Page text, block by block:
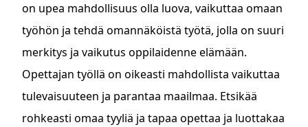
on upea mahdollisuus olla luova, vaikuttaa omaan
työhön ja tehdä omannäköistä työtä, jolla on suuri
merkitys ja vaikutus oppilaidenne elämään.
Opettajan työllä on oikeasti mahdollista vaikuttaa
tulevaisuuteen ja parantaa maailmaa. Etsikää
rohkeasti omaa tyyliä ja tapaa opettaa ja luottakaa